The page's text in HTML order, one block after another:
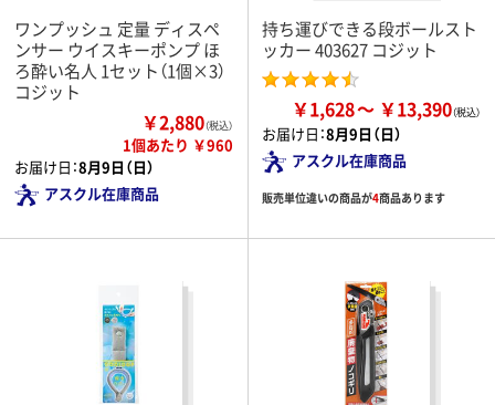
ワンプッシュ 定量 ディスペ
ンサー ウイスキーポンプ ほ
ろ酔い名人 1セット（1個×3）
コジット
￥2,880（税込）
1個あたり ￥960
お届け日：8月9日（日）
アスクル在庫商品
持ち運びできる段ボールスト
ッカー 403627 コジット
￥1,628 ￥13,390
お届け日：8月9日（日）
アスクル在庫商品
販売単位違いの商品が4商品あります